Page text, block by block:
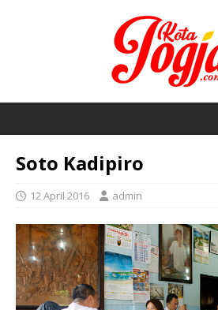
Soto Kadipiro
12 April 2016 admin